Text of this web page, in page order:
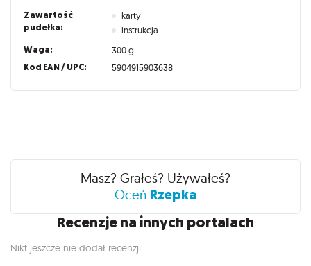
Zawartość
pudełka:
karty
instrukcja
Waga: 300 g
Kod EAN / UPC: 5904915903638
Recenzje
Masz? Grałeś? Używałeś?
Oceń Rzepka
Recenzje na innych portalach
Nikt jeszcze nie dodał recenzji.